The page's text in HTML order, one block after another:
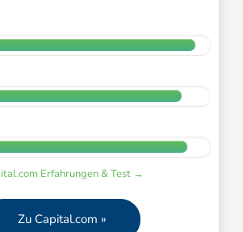
Erfahrungen & Test →
Zu Capital.com »